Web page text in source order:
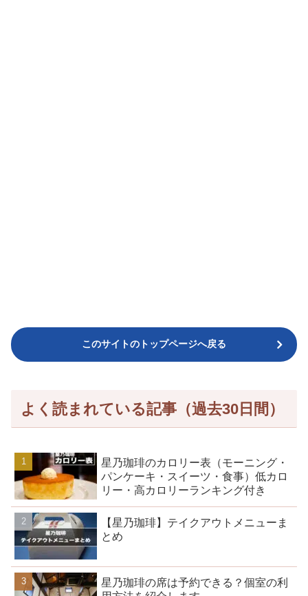
このサイトのトップページへ戻る
よく読まれている記事（過去30日間）
星乃珈琲のカロリー表（モーニング・
パンケーキ・スイーツ・食事）低カロ
リー・高カロリーランキング付き
【星乃珈琲】テイクアウトメニューま
とめ
星乃珈琲の席は予約できる？個室の利